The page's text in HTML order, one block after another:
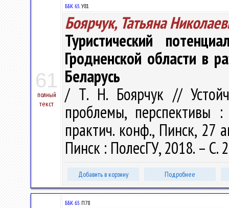
61
полный
текст
ББК 65.У81
Боярчук, Татьяна
Туристический
Гродненской области в
Беларусь
/ Т. Н. Боярчук //
проблемы, перспективы
практич. конф., Пинск, 27
Пинск : ПолесГУ, 2018. – С.
Добавить в корзину Подробнее
ББК 65.П78